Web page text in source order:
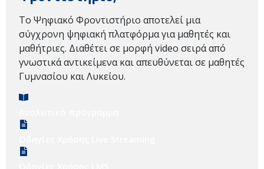
Το Ψηφιακό Φροντιστήριο αποτελεί μια
σύγχρονη ψηφιακή πλατφόρμα για μαθητές και
μαθήτριες. Διαθέτει σε μορφή video σειρά από
γνωστικά αντικείμενα και απευθύνεται σε μαθητές
Γυμνασίου και Λυκείου.